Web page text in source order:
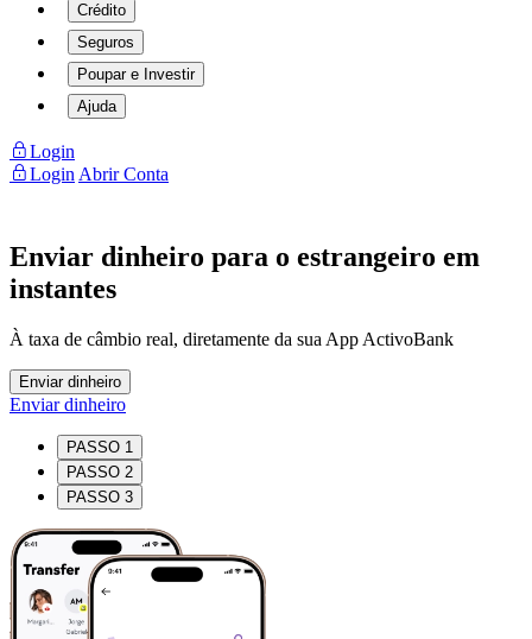
Crédito
Seguros
Poupar e Investir
Ajuda
Login
Login Abrir Conta
Enviar dinheiro para o estrangeiro em
instantes
À taxa de câmbio real, diretamente da sua App ActivoBank
Enviar dinheiro
Enviar dinheiro
PASSO 1
PASSO 2
PASSO 3